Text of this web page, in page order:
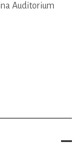
Auditorium